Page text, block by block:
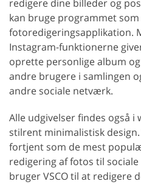
redigere dine billeder og
kan bruge programmet som
fotoredigeringsapplikation.
Instagram-funktionerne
oprette personlige album
andre brugere i samlingen
andre sociale netværk.
Alle udgivelser findes også i
stilrent minimalistisk
fortjent som de mest
redigering af fotos til
bruger VSCO til at redigere